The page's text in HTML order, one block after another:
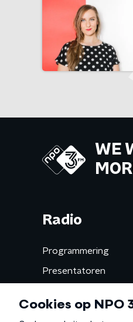
WE
Radio
Programmering
Presentatoren
Gemist